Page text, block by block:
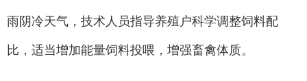
雨阴冷天气，技术人员指导养殖户科学调整饲料配
比，适当增加能量饲料投喂，增强畜禽体质。